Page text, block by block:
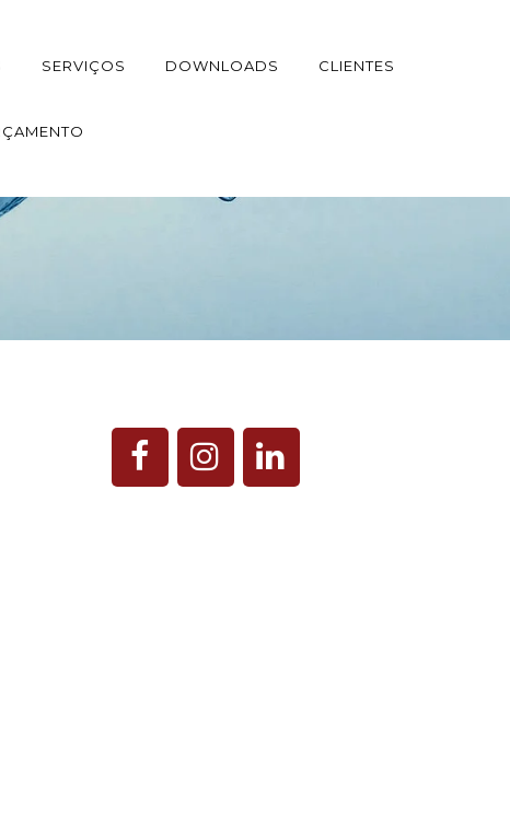
SERVIÇOS DOWNLOADS CLIENTES